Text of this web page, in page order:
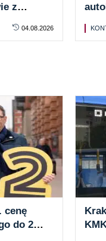
z
04.08.2026
cenę
do 2